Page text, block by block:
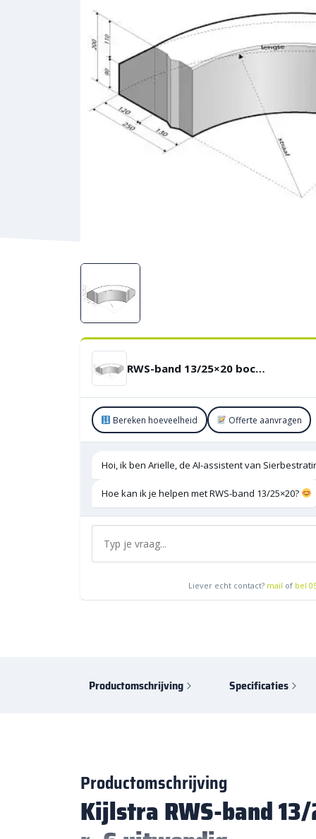
RWS-band 13/25×20 bocht R=6 Uitwendig
Bereken hoeveelheid Offerte aanvragen
Hoi, ik ben Arielle, de AI-assistent van
Hoe kan ik je helpen met RWS-band 13/25×20?
Liever echt contact? mail of bel
Productomschrijving Specificaties
Productomschrijving
Kijlstra RWS-band